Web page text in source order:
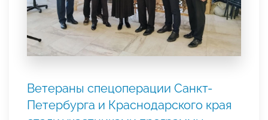
Ветераны спецоперации Санкт-
Петербурга и Краснодарского края